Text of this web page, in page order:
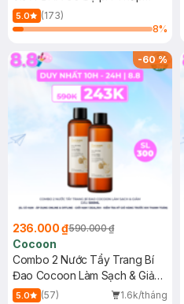
150ml
5.0
(173)
8%
-60%
236.000 ₫590.000 ₫
Cocoon
Combo 2 Nước Tẩy Trang Bí
Đao Cocoon Làm Sạch & Giảm
Dầu 500ml
5.0 (57)
1.6k/tháng